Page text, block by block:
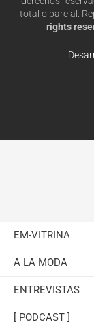
total o parcial.
rights
EM-VITRINA
A LA MODA
ENTREVISTAS
[ PODCAST ]